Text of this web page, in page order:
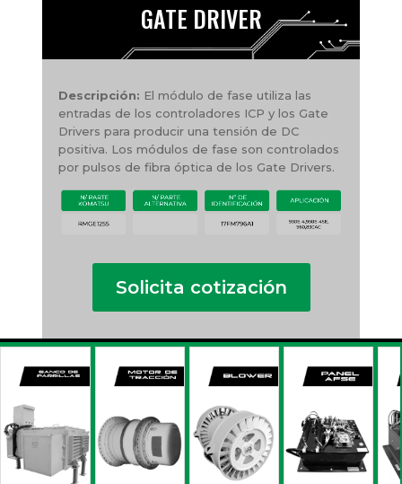
GATE DRIVER
Descripción: El módulo de fase utiliza las
entradas de los controladores ICP y los Gate
Drivers para producir una tensión de DC
positiva. Los módulos de fase son controlados
por pulsos de fibra óptica de los Gate Drivers.
Solicita cotización